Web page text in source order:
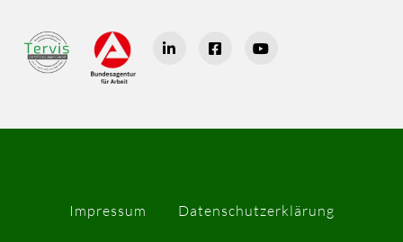
Impressum Datenschutzerklärung